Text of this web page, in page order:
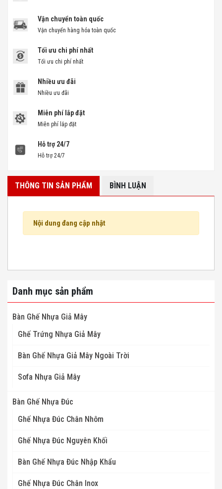
Vận chuyển toàn quốc
Vận chuyển hàng hóa toàn quốc
Tối ưu chi phí nhất
Tối ưu chi phí nhất
Nhiều ưu đãi
Nhiều ưu đãi
Miễn phí lắp đặt
Miễn phí lắp đặt
Hỗ trợ 24/7
Hỗ trợ 24/7
THÔNG TIN SẢN PHẨM BÌNH LUẬN
Nội dung đang cập nhật
Danh mục sản phẩm
Bàn Ghế Nhựa Giả Mây
Ghế Trứng Nhựa Giả Mây
Bàn Ghế Nhựa Giả Mây Ngoài Trời
Sofa Nhựa Giả Mây
Bàn Ghế Nhựa Đúc
Ghế Nhựa Đúc Chân Nhôm
Ghế Nhựa Đúc Nguyên Khối
Bàn Ghế Nhựa Đúc Nhập Khẩu
Ghế Nhựa Đúc Chân Inox